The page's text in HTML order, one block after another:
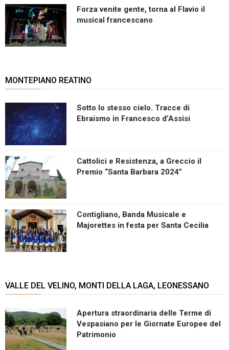
Forza venite gente, torna al Flavio il
musical francescano
MONTEPIANO REATINO
Sotto lo stesso cielo. Tracce di
Ebraismo in Francesco d’Assisi
Cattolici e Resistenza, a Greccio il
Premio “Santa Barbara 2024”
Contigliano, Banda Musicale e
Majorettes in festa per Santa Cecilia
VALLE DEL VELINO, MONTI DELLA LAGA, LEONESSANO
Apertura straordinaria delle Terme di
Vespasiano per le Giornate Europee del
Patrimonio